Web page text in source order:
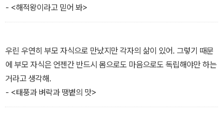
- <해적왕이라고 믿어 봐>
우린 우연히 부모 자식으로 만났지만 각자의 삶이 있어. 그렇기 때문
에 부모 자식은 언젠간 반드시 몸으로도 마음으로도 독립해야만 하는
거라고 생각해.
- <태풍과 벼락과 땡볕의 맛>